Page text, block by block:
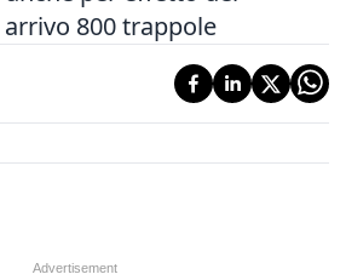
800 trappole